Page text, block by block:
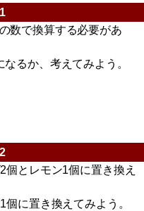
数で換算する必要があ
るか、考えてみよう。
個とレモン1個に置き換え
に置き換えてみよう。